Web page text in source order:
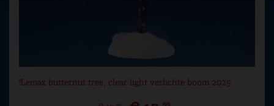
Lemax butternut tree, clear light verlichte boom 2025
99